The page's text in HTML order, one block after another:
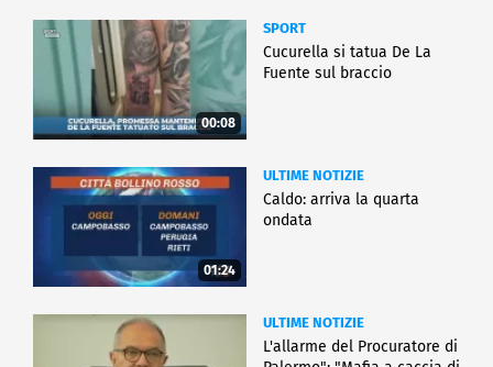
00:08
SPORT
Cucurella si tatua De La
Fuente sul braccio
01:24
ULTIME NOTIZIE
Caldo: arriva la quarta
ondata
ULTIME NOTIZIE
L'allarme del Procuratore di